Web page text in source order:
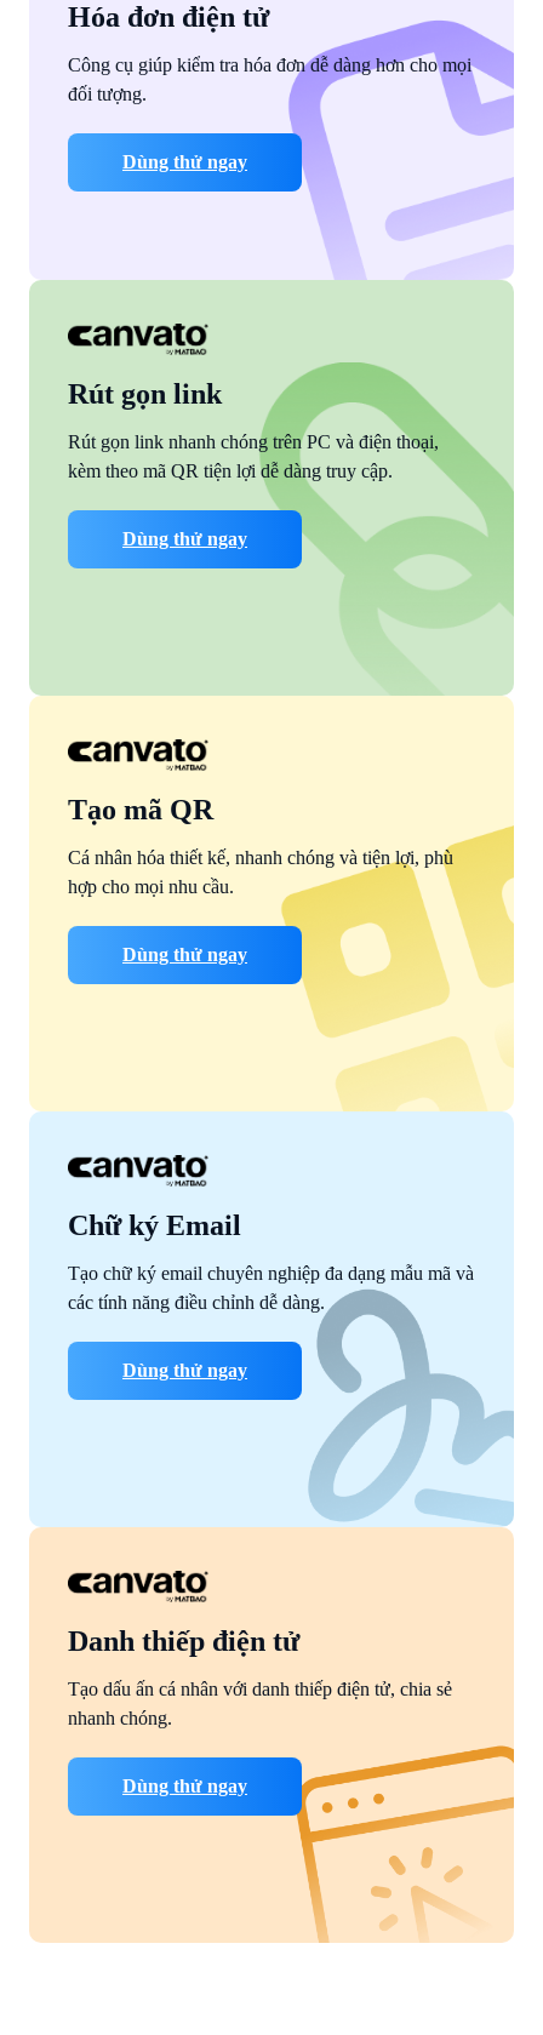
Hóa đơn điện tử
Công cụ giúp kiểm tra hóa đơn dễ dàng hơn cho mọi
đối tượng.
Dùng thử ngay
Rút gọn link
Rút gọn link nhanh chóng trên PC và điện thoại,
kèm theo mã QR tiện lợi dễ dàng truy cập.
Dùng thử ngay
Tạo mã QR
Cá nhân hóa thiết kế, nhanh chóng và tiện lợi, phù
hợp cho mọi nhu cầu.
Dùng thử ngay
Chữ ký Email
Tạo chữ ký email chuyên nghiệp đa dạng mẫu mã và
các tính năng điều chỉnh dễ dàng.
Dùng thử ngay
Danh thiếp điện tử
Tạo dấu ấn cá nhân với danh thiếp điện tử, chia sẻ
nhanh chóng.
Dùng thử ngay